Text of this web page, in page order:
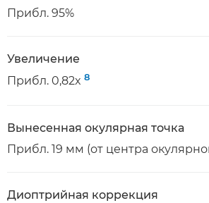
Прибл. 95%
Увеличение
Прибл. 0,82x 8
Вынесенная окулярная точка
Прибл. 19 мм (от центра
Диоптрийная коррекция